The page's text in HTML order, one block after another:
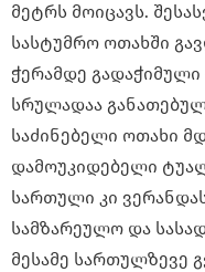
მეტრს მოიცავს.
სასტუმრო ოთახში
ჭერამდე
სრულადაა
საძინებელი ოთახი
დამოუკიდებელი
სართული კი
სამზარეულო და
მესამე სართულზევე